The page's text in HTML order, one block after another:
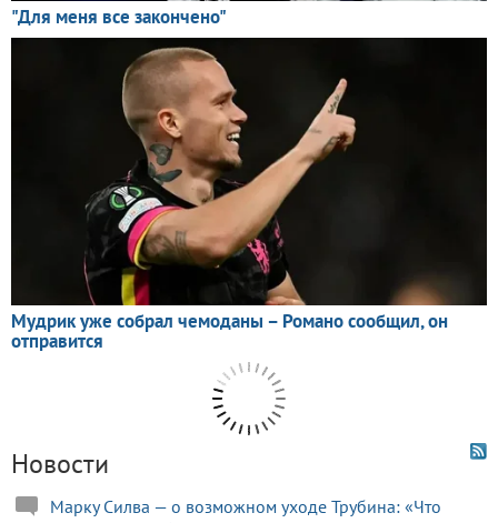
Новости
Марку Силва — о возможном уходе Трубина: «Что